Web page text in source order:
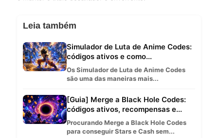
Leia também
Simulador de Luta de Anime Codes:
códigos ativos e como...
Os Simulador de Luta de Anime Codes
são uma das maneiras mais...
[Guia] Merge a Black Hole Codes:
códigos ativos, recompensas e...
Procurando Merge a Black Hole Codes
para conseguir Stars e Cash sem...